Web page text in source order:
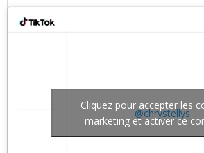
@chrystellys
Cliquez pour accepter les
marketing et activer ce